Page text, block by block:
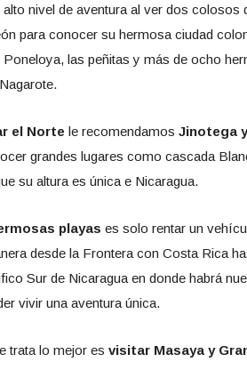
nivel de aventura al ver dos colosos
para conocer su hermosa ciudad
las peñitas y más de ocho
el Norte le recomendamos Jinotega
grandes lugares como cascada
su altura es única e Nicaragua.
playas es solo rentar un
desde la Frontera con Costa Rica
Sur de Nicaragua en donde habrá
vivir una aventura única.
trata lo mejor es visitar Masaya y